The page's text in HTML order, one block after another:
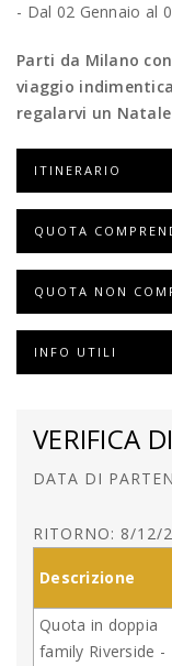
- Dal 02 Gennaio al
Parti da Milano
viaggio
regalarvi un
ITINERARIO
QUOTA
QUOTA NON
INFO UTILI
VERIFICA
DATA DI
RITORNO: 8/12/
Descrizione
Quota in doppia
family Riverside -